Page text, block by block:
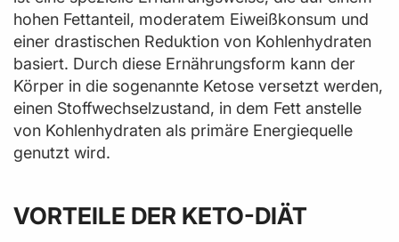
hohen Fettanteil, moderatem Eiweißkonsum und
einer drastischen Reduktion von Kohlenhydraten
basiert. Durch diese Ernährungsform kann der
Körper in die sogenannte Ketose versetzt werden,
einen Stoffwechselzustand, in dem Fett anstelle
von Kohlenhydraten als primäre Energiequelle
genutzt wird.
VORTEILE DER KETO-DIÄT